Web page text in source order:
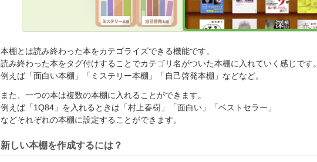
本棚とは読み終わった本をカテゴライズできる機能です。
読み終わった本をタグ付けすることでカテゴリ名がついた本棚に入れていく感じです。
例えば「面白い本棚」「ミステリー本棚」「自己啓発本棚」などなど。
また、一つの本は複数の本棚に入れることができます。
例えば「1Q84」を入れるときは「村上春樹」「面白い」「ベストセラー」
などそれぞれの本棚に設定することができます。
新しい本棚を作成するには？